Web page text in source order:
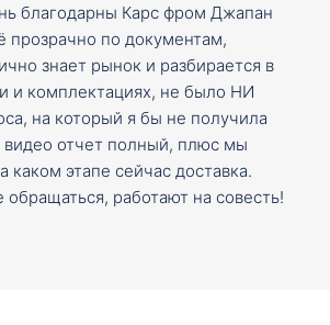
благодарны Карс фром Джапан
прозрачно по документам,
знает рынок и разбирается в
и комплектациях, не было НИ
на который я бы не получила
видео отчет полный, плюс мы
каком этапе сейчас доставка.
работают на совесть!